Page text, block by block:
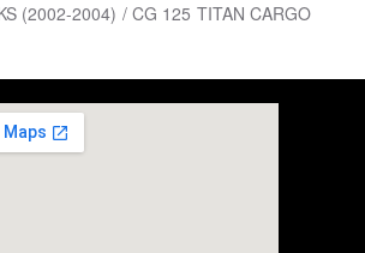
(2002-2004) / CG 125 TITAN CARGO